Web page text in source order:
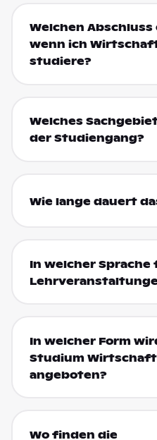
Welchen
wenn ich
studiere?
Welches
der Studiengang?
Wie lange dauert
In welcher Sprache
In welcher Form
Studium
angeboten?
Wo finden die